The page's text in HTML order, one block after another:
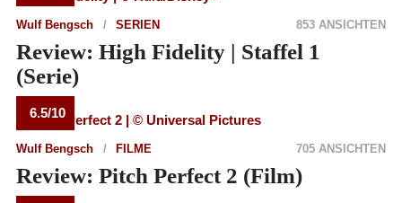
Wulf Bengsch SERIEN 853 ANSICHTEN
Review: High Fidelity | Staffel 1
(Serie)
6.5/10
Wulf Bengsch FILME 705 ANSICHTEN
Review: Pitch Perfect 2 (Film)